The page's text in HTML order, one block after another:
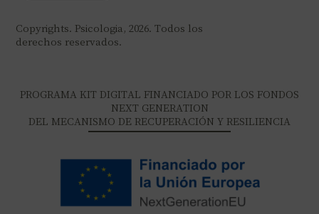
Copyrights. Psicologia, 2026. Todos los
derechos reservados.
PROGRAMA KIT DIGITAL FINANCIADO POR LOS FONDOS
NEXT GENERATION
DEL MECANISMO DE RECUPERACIÓN Y RESILIENCIA